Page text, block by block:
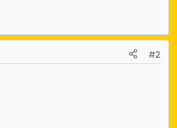
#2